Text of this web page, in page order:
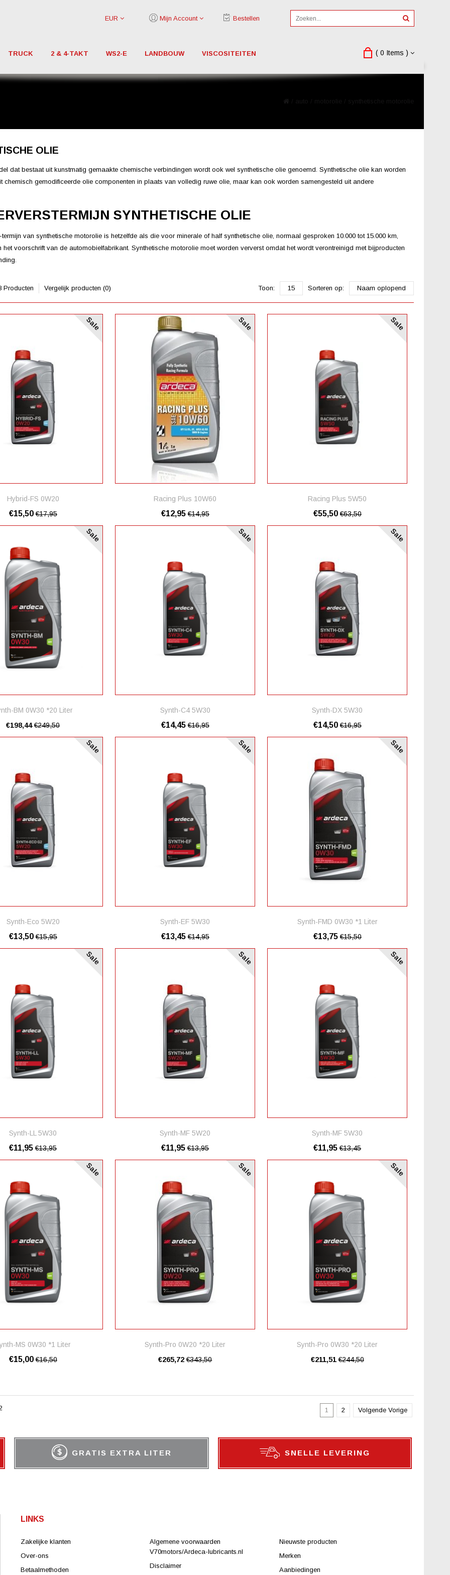
Mijn Account Bestellen
EUR
TRUCK 2 & 4-TAKT WS2-E LANDBOUW VISCOSITEITEN ( 0 Items )
OLIE
dat bestaat uit kunstmatig gemaakte chemische verbindingen wordt ook wel synthetische olie genoemd. Synthetische olie kan worden
chemisch gemodificeerde olie componenten in plaats van volledig ruwe olie, maar kan ook worden samengesteld uit andere
SYNTHETISCHE OLIE
van synthetische motorolie is hetzelfde als die voor minerale of half synthetische olie, normaal gesproken 10.000 tot 15.000 km,
het voorschrift van de automobielfabrikant. Synthetische motorolie moet worden ververst omdat het wordt verontreinigd met bijproducten
Producten Vergelijk producten (0) Sorteren op: Naam oplopend
Toon: 15
Sale
Hybrid-FS 0W20
€15,50€17,95
Sale
Racing Plus 10W60
€12,95€14,95
Sale
Racing Plus 5W50
€55,50€63,50
Sale
BM 0W30 *20 Liter
€198,44€249,50
Sale
Synth-C4 5W30
€14,45€16,95
Sale
Synth-DX 5W30
€14,50€16,95
Sale
Synth-Eco 5W20
€13,50€15,95
Sale
Synth-EF 5W30
€13,45€14,95
Sale
Synth-FMD 0W30 *1 Liter
€13,75€15,50
Sale
Synth-LL 5W30
€11,95€13,95
Sale
Synth-MF 5W20
€11,95€13,95
Sale
Synth-MF 5W30
€11,95€13,45
Sale
MS 0W30 *1 Liter
€15,00€16,50
Sale
Synth-Pro 0W20 *20 Liter
€265,72€343,50
Sale
Synth-Pro 0W30 *20 Liter
€211,51€244,50
1 2 Volgende Vorige
GRATIS EXTRA LITER SNELLE LEVERING
LINKS
Zakelijke klanten
Over-ons
Betaalmethoden
Algemene voorwaarden
V70motors/Ardeca-lubricants.nl
Disclaimer
Nieuwste producten
Merken
Aanbiedingen